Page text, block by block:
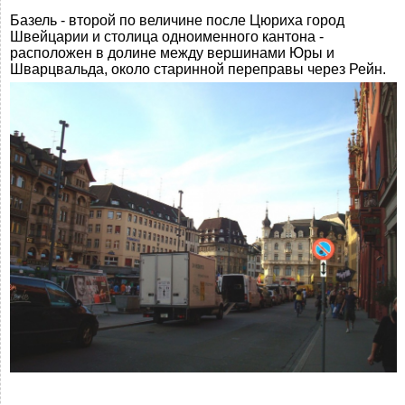
Базель - второй по величине после Цюриха город
Швейцарии и столица одноименного кантона -
расположен в долине между вершинами Юры и
Шварцвальда, около старинной переправы через Рейн.